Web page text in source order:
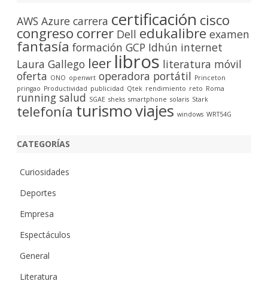
r
AWS Azure carrera certificación cisco
congreso correr Dell edukalibre examen
fantasía formación GCP Idhún internet
Laura Gallego leer libros literatura móvil
oferta ONO openwrt operadora portátil Princeton
pringao Productividad publicidad Qtek rendimiento reto Roma
running salud SGAE sheks smartphone solaris Stark
telefonía turismoviajes windows WRT54G
CATEGORÍAS
Curiosidades
Deportes
Empresa
Espectáculos
General
Literatura